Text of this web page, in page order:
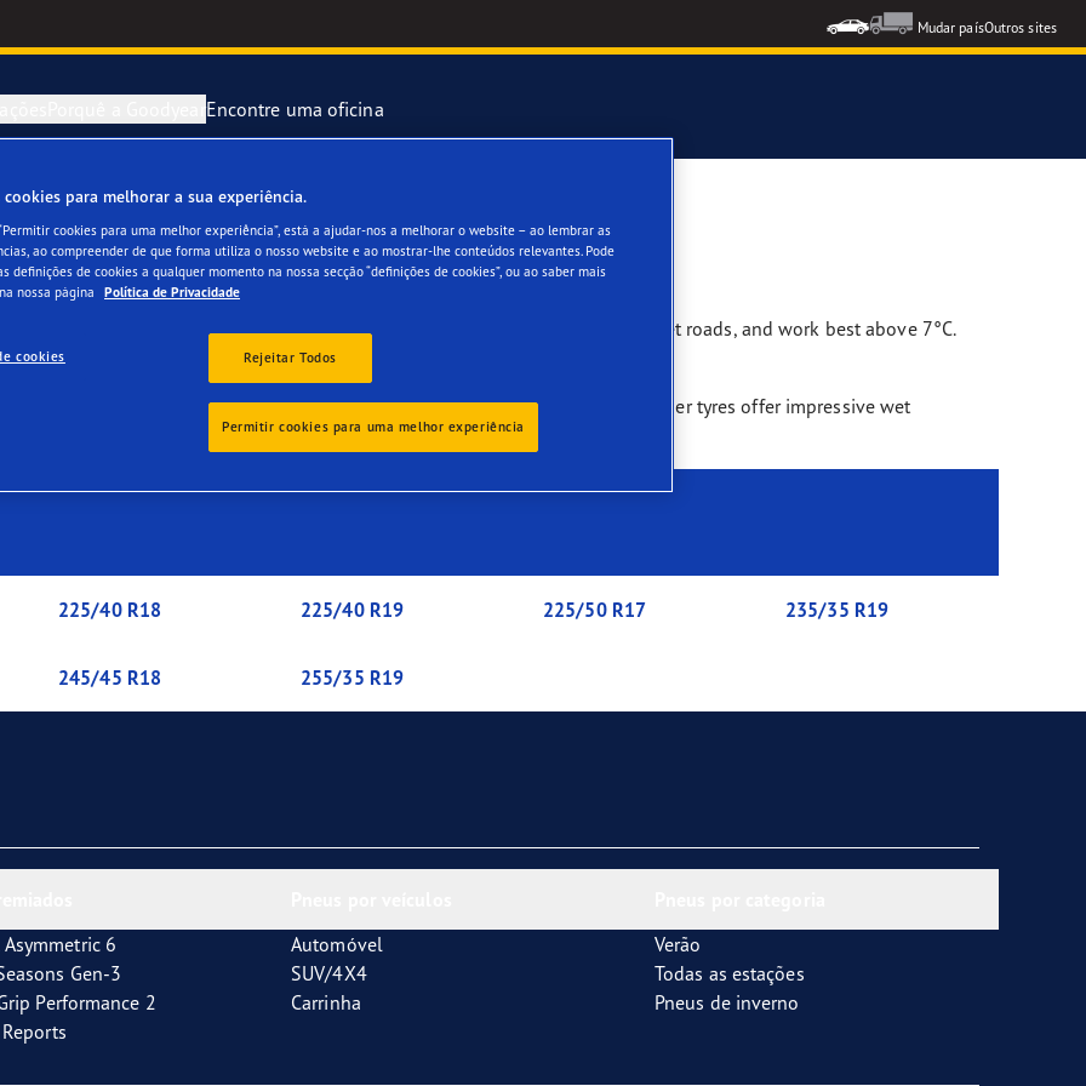
Mudar paísOutros sites
e mude os seus pneus
dos seus pneus
Quilometros Que Contam
4Seasons Gen-3
F1 Asymmetric 6
Efficientgrip Performance 2
Encontre uma oficina
45 R17
be used year-round in many regions. They handle and grip well on dry and wet roads, and work best above 7°C.
and dry roads.
a place where it’s warm regularly. Don’t let the name fool you, though - summer tyres offer impressive wet
225/40 R18 225/40 R19 225/50 R17 235/35 R19
245/45 R18 255/35 R19
Asymmetric 6
Gen-3
Performance 2
Automóvel
SUV/4X4
Carrinha
Verão
Todas as estações
Pneus de inverno
para melhorar a sua experiência.
cookies para uma melhor experiência”, está a ajudar-nos a melhorar o website – ao lembrar as
ao compreender de que forma utiliza o nosso website e ao mostrar-lhe conteúdos relevantes. Pode
definições de cookies a qualquer momento na nossa secção “definições de cookies”, ou ao saber mais
nossa página
Política de Privacidade
cookies Rejeitar Todos
Permitir cookies para uma melhor experiência